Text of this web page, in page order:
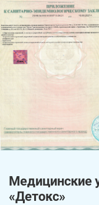
Медицинские
«Детокс»